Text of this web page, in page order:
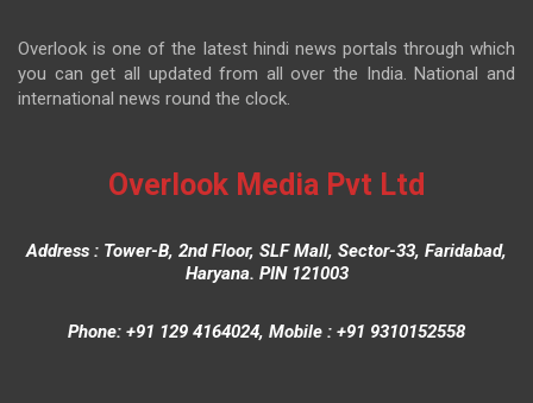
Overlook is one of the latest hindi news portals through which
you can get all updated from all over the India. National and
international news round the clock.
Overlook Media Pvt Ltd
Address : Tower-B, 2nd Floor, SLF Mall, Sector-33, Faridabad,
Haryana. PIN 121003
Phone: +91 129 4164024, Mobile : +91 9310152558